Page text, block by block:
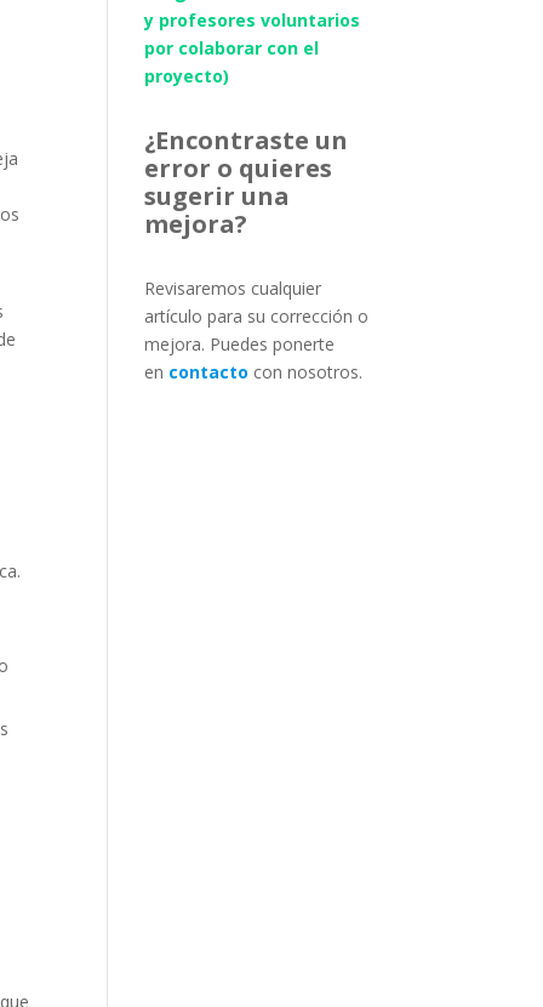
y profesores voluntarios
por colaborar con el
proyecto)
¿Encontraste un
error o quieres
sugerir una
mejora?
Revisaremos cualquier
artículo para su corrección o
mejora. Puedes ponerte
en contacto con nosotros.